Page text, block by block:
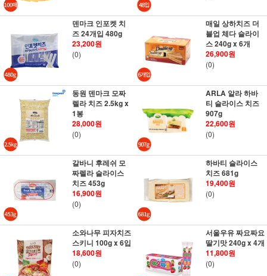
덴마크 인포켓 치
즈 24개입 480g
23,200원
(0)
매일 상하치즈 더
블업 체다 슬라이
스 240g x 6개
26,900원
(0)
동원 덴마크 모짜
렐라 치즈 2.5kg x
1봉
28,000원
(0)
ARLA 알라 하바
티 슬라이스 치즈
907g
22,600원
(0)
갈바니 후레쉬 모
짜렐라 슬라이스
치즈 453g
16,900원
(0)
하바티 슬라이스
치즈 681g
19,400원
(0)
소와나무 피자치즈
스키니 100g x 6입
18,600원
(0)
서울우유 짜요짜요
딸기맛 240g x 4개
11,800원
(0)